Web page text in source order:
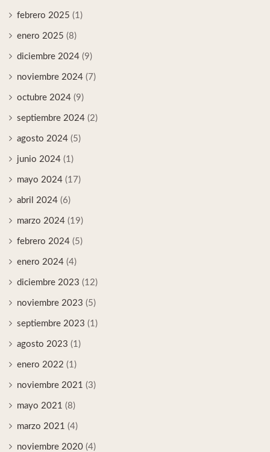
febrero 2025 (1)
enero 2025 (8)
diciembre 2024 (9)
noviembre 2024 (7)
octubre 2024 (9)
septiembre 2024 (2)
agosto 2024 (5)
junio 2024 (1)
mayo 2024 (17)
abril 2024 (6)
marzo 2024 (19)
febrero 2024 (5)
enero 2024 (4)
diciembre 2023 (12)
noviembre 2023 (5)
septiembre 2023 (1)
agosto 2023 (1)
enero 2022 (1)
noviembre 2021 (3)
mayo 2021 (8)
marzo 2021 (4)
noviembre 2020 (4)